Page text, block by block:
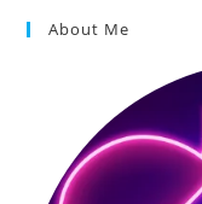
About Me